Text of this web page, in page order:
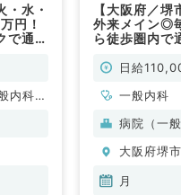
・水・
円！
で通勤
内科、
【大阪府／
外来メイン◎
ら徒歩圏内で
（一般内科／
日給
一般内科
病院（一般
大阪府堺
月